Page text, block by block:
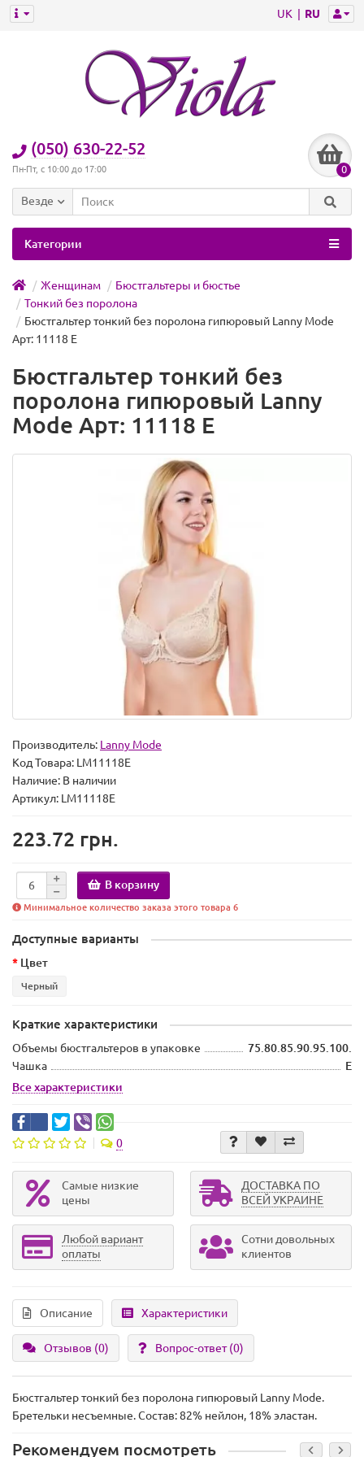
UK RU
(050) 630-22-52
Пн-Пт, с 10:00 до 17:00 0
Везде
Категории
Женщинам
Бюстгальтеры и бюстье
Тонкий без поролона
Бюстгальтер тонкий без поролона гипюровый Lanny Mode
Арт: 11118 E
Бюстгальтер тонкий без
поролона гипюровый Lanny
Mode Арт: 11118 E
Производитель: Lanny Mode
Код Товара: LM11118E
Наличие: В наличии
Артикул: LM11118E
223.72 грн.
В корзину
Минимальное количество заказа этого товара 6
Доступные варианты
Цвет
Черный
Краткие характеристики
Объемы бюстгальтеров в упаковке
75.80.85.90.95.100.
Чашка
E
Все характеристики
0
Самые низкие
цены
ДОСТАВКА ПО
ВСЕЙ УКРАИНЕ
Любой вариант
оплаты
Сотни довольных
клиентов
Описание Характеристики
Отзывов (0) Вопрос-ответ(0)
Бюстгальтер тонкий без поролона гипюровый Lanny Mode.
Бретельки несъемные. Состав: 82% нейлон, 18% эластан.
Рекомендуем посмотреть